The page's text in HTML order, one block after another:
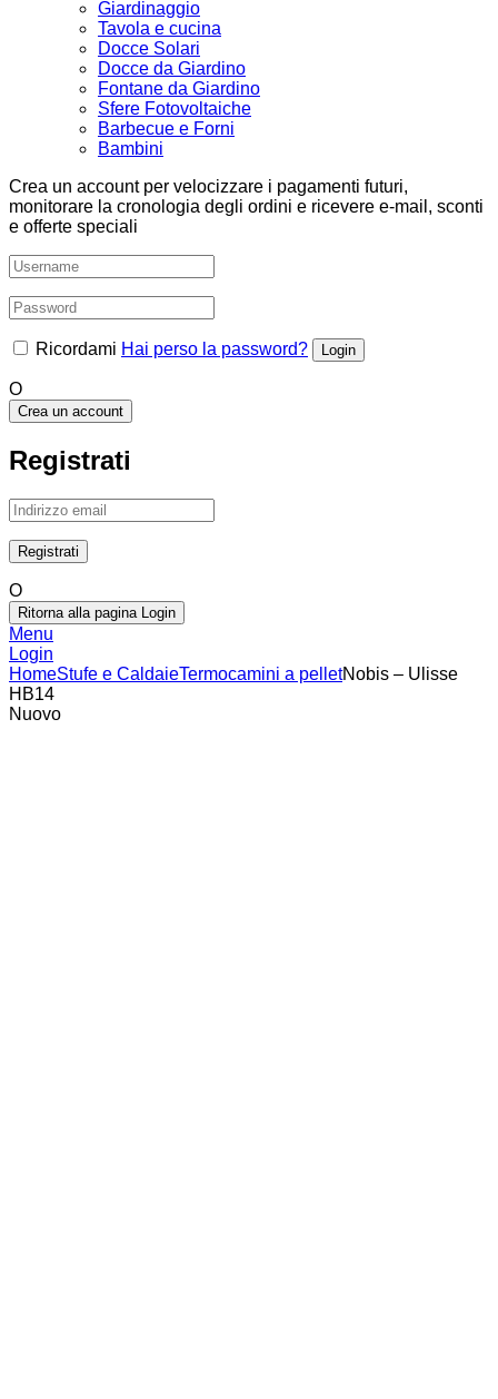
Giardinaggio
Tavola e cucina
Docce Solari
Docce da Giardino
Fontane da Giardino
Sfere Fotovoltaiche
Barbecue e Forni
Bambini
Crea un account per velocizzare i pagamenti futuri,
monitorare la cronologia degli ordini e ricevere e-mail, sconti
e offerte speciali
Ricordami Hai perso la password?
O
Crea un account
Registrati
O
Ritorna alla pagina Login
Menu
Login
HomeStufe e CaldaieTermocamini a pelletNobis – Ulisse
HB14
Nuovo